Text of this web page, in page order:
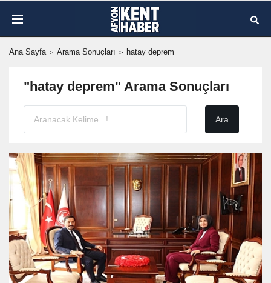
Ana Sayfa Arama Sonuçları hatay deprem
"hatay deprem" Arama Sonuçları